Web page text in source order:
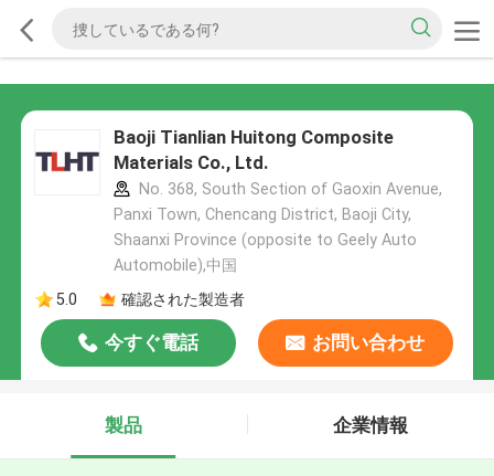
Baoji Tianlian Huitong Composite
Materials Co., Ltd.
No. 368, South Section of Gaoxin Avenue,
Panxi Town, Chencang District, Baoji City,
Shaanxi Province (opposite to Geely Auto
Automobile),中国
5.0
確認された製造者
今すぐ電話 お問い合わせ
製品 企業情報